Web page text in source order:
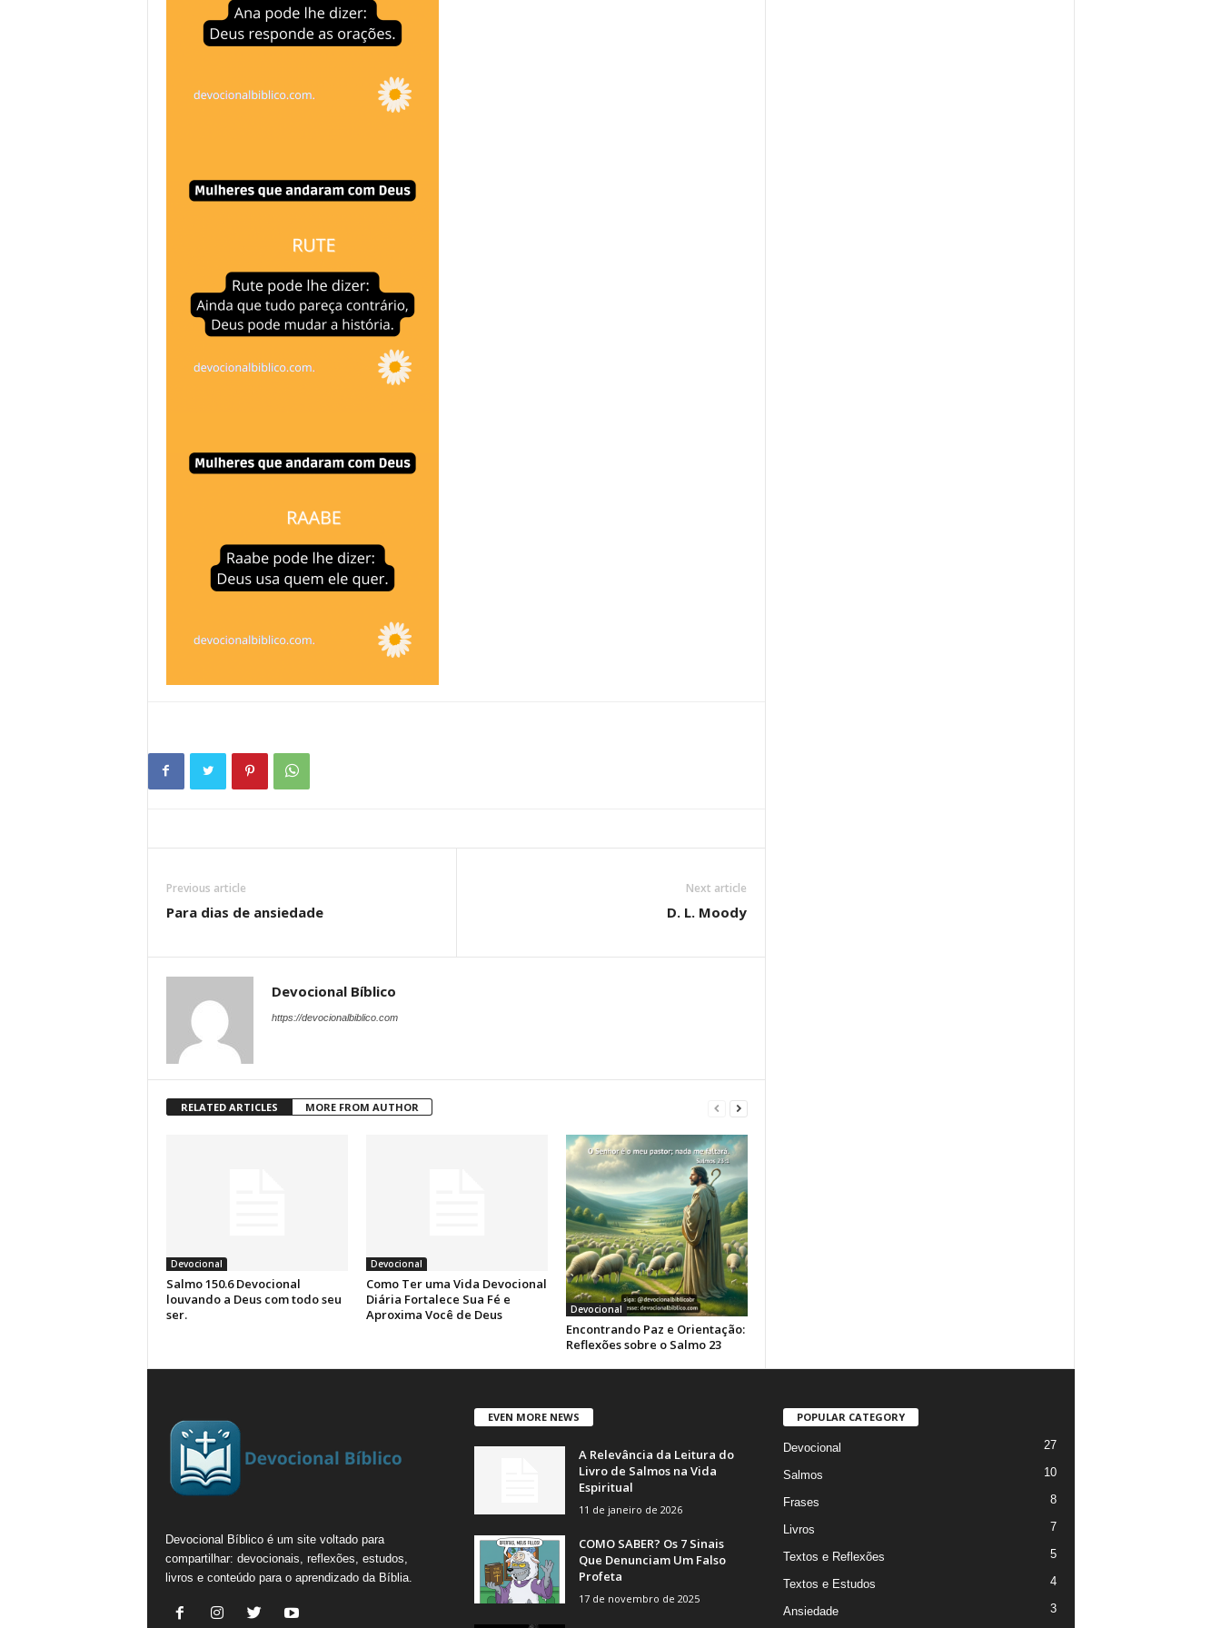
Previous article
Para dias de ansiedade
Next article
D. L. Moody
Devocional Bíblico
https://devocionalbiblico.com
RELATED ARTICLES MORE FROM AUTHOR
Devocional
Salmo 150.6 Devocional
louvando a Deus com todo seu
ser.
Devocional
Como Ter uma Vida Devocional
Diária Fortalece Sua Fé e
Aproxima Você de Deus
Devocional
Encontrando Paz e Orientação:
Reflexões sobre o Salmo 23
Devocional Bíblico é um site voltado para
compartilhar: devocionais, reflexões, estudos,
livros e conteúdo para o aprendizado da Bíblia.
EVEN MORE NEWS
A Relevância da Leitura do
Livro de Salmos na Vida
Espiritual
11 de janeiro de 2026
COMO SABER? Os 7 Sinais
Que Denunciam Um Falso
Profeta
17 de novembro de 2025
POPULAR CATEGORY
Devocional 27
Salmos 10
Frases 8
Livros 7
Textos e Reflexões 5
Textos e Estudos 4
Ansiedade 3